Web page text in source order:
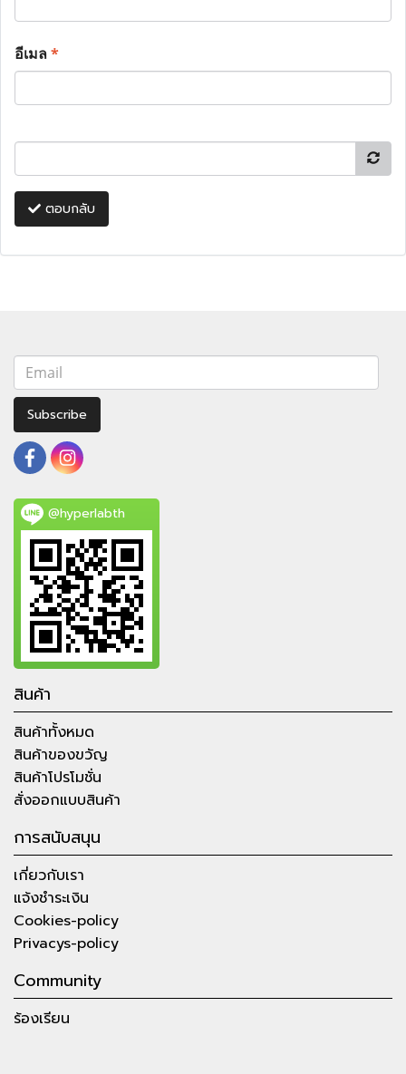
อีเมล*
ตอบกลับ
Subscribe
@hyperlabth
สินค้า
สินค้าทั้งหมด
สินค้าของขวัญ
สินค้าโปรโมชั่น
สั่งออกแบบสินค้า
การสนับสนุน
เกี่ยวกับเรา
แจ้งชำระเงิน
Cookies-policy
Privacys-policy
Community
ร้องเรียน